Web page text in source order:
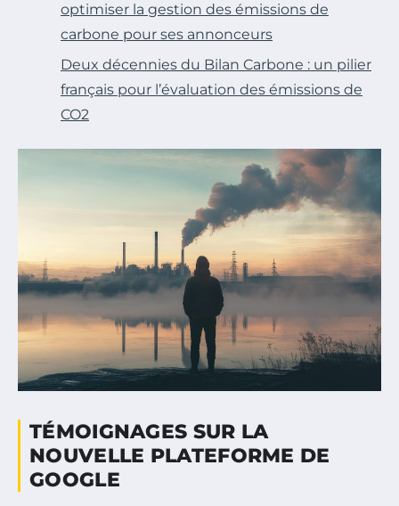
optimiser la gestion des émissions de
carbone pour ses annonceurs
Deux décennies du Bilan Carbone : un pilier
français pour l’évaluation des émissions de
CO2
TÉMOIGNAGES SUR LA
NOUVELLE PLATEFORME DE
GOOGLE